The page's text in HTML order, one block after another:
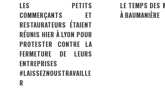
LES PETITS
COMMERÇANTS ET
RESTAURATEURS ÉTAIENT
RÉUNIS HIER À LYON POUR
PROTESTER CONTRE LA
FERMETURE DE LEURS
ENTREPRISES
#LAISSEZNOUSTRAVAILLE
R
LE TEMPS DES
À BAUMANIÈRE